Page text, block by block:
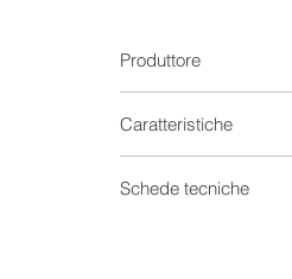
Con un design
e affidabilità senza
fotovoltaico,
Produttore
Caratteristiche
Accumulo Batterie
Schede tecniche